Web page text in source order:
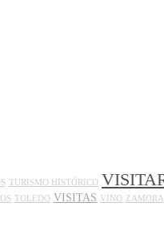
TURISMO HISTÓRICO
TOLEDO VISITAS VINO ZAMORA